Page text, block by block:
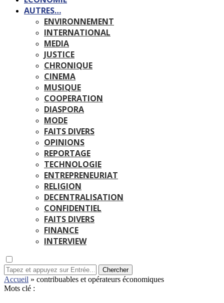
AUTRES…
ENVIRONNEMENT
INTERNATIONAL
MEDIA
JUSTICE
CHRONIQUE
CINEMA
MUSIQUE
COOPERATION
DIASPORA
MODE
FAITS DIVERS
OPINIONS
REPORTAGE
TECHNOLOGIE
ENTREPRENEURIAT
RELIGION
DECENTRALISATION
CONFIDENTIEL
FAITS DIVERS
FINANCE
INTERVIEW
Chercher
Accueil » contribuables et opérateurs économiques
Mots clé :